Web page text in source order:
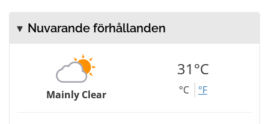
Nuvarande förhållanden
Mainly Clear
31°C
°C °F